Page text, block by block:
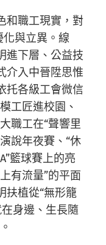
和職工現實，對
與立異。線
進下層、公益技
介入中晉陞思惟
托各級工會微信
工匠進校園、
職工在“聲響里
說年夜賽、“休
籃球賽上的亮
有流量”的平面
扶植從“無形籠
在身邊、生長隨